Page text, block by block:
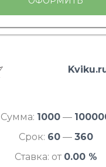
Сумма: 1000 —
Срок: 60— 360
Ставка: от 0.00 %